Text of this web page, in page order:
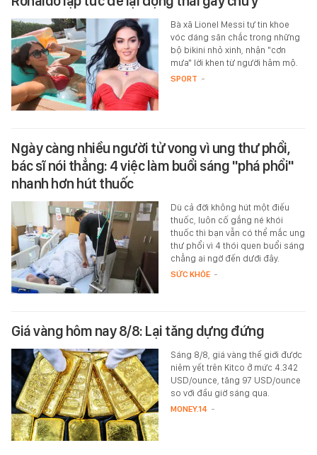
Bà xã Lionel Messi tự tin khoe
vóc dáng săn chắc trong những
bộ bikini nhỏ xinh, nhận "cơn
mưa" lời khen từ người hâm mộ.
SPORT -
Ngày càng nhiều người tử vong vì ung thư phổi,
bác sĩ nói thẳng: 4 việc làm buổi sáng "phá phổi"
nhanh hơn hút thuốc
Dù cả đời không hút một điếu
thuốc, luôn cố gắng né khói
thuốc thì bạn vẫn có thể mắc ung
thư phổi vì 4 thói quen buổi sáng
chẳng ai ngờ đến dưới đây.
SỨC KHỎE -
Giá vàng hôm nay 8/8: Lại tăng dựng đứng
Sáng 8/8, giá vàng thế giới được
niêm yết trên Kitco ở mức 4.342
USD/ounce, tăng 97 USD/ounce
so với đầu giờ sáng qua.
MONEY.14 -